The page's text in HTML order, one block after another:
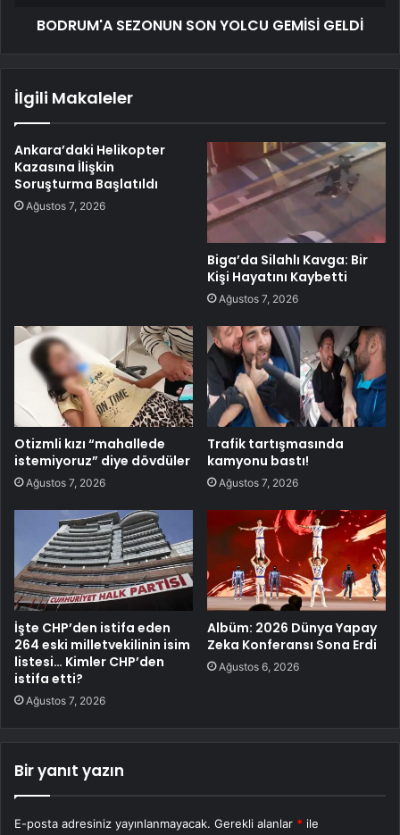
BODRUM'A SEZONUN SON YOLCU GEMİSİ GELDİ
İlgili Makaleler
Ankara’daki Helikopter
Kazasına İlişkin
Soruşturma Başlatıldı
Ağustos 7, 2026
Biga’da Silahlı Kavga: Bir
Kişi Hayatını Kaybetti
Ağustos 7, 2026
Otizmli kızı “mahallede
istemiyoruz” diye dövdüler
Ağustos 7, 2026
Trafik tartışmasında
kamyonu bastı!
Ağustos 7, 2026
İşte CHP’den istifa eden
264 eski milletvekilinin isim
listesi… Kimler CHP’den
istifa etti?
Ağustos 7, 2026
Albüm: 2026 Dünya Yapay
Zeka Konferansı Sona Erdi
Ağustos 6, 2026
Bir yanıt yazın
E-posta adresiniz yayınlanmayacak. Gerekli alanlar * ile